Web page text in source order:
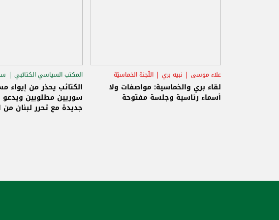
علاء موسى نبيه بري اللّجنة الخماسيّة
لقاء بري والخماسية: مواصفات ولا
أسماء رئاسية وجلسة مفتوحة
المكتب السياسي الكتائبي
الاستحقاق الرئاسي
الكتائب يحذر من إيواء
سوريين مطلوبين
جديدة مع تحرر لبنان من